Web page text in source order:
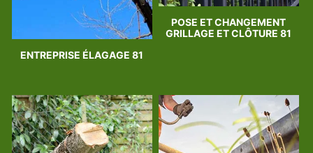
ENTREPRISE ÉLAGAGE 81
POSE ET CHANGEMENT
GRILLAGE ET CLÔTURE 81